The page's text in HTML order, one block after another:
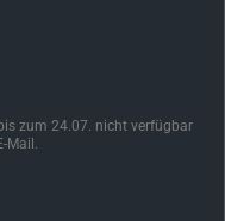
können. Nach dem
Kamera und der Monitor
können damit sicher
gehören statische
zum 24.07. nicht verfügbar
Mail.